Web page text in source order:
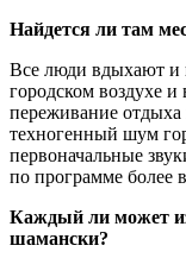
Найдется ли там
Все люди вдыхают и
городском воздухе
переживание отдыха
техногенный шум
первоначальные
по программе более
Каждый ли может
шамански?